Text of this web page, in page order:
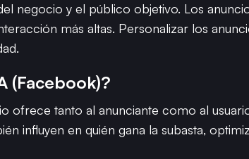
negocio y el público objetivo. Los
más altas. Personalizar los
(Facebook)?
ofrece tanto al anunciante como al
influyen en quién gana la subasta,